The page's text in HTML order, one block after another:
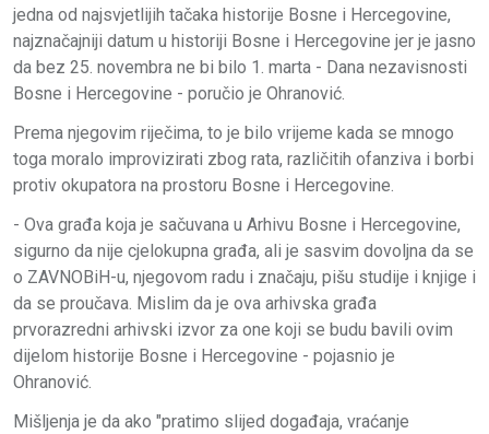
jedna od najsvjetlijih tačaka historije Bosne i Hercegovine,
najznačajniji datum u historiji Bosne i Hercegovine jer je jasno
da bez 25. novembra ne bi bilo 1. marta - Dana nezavisnosti
Bosne i Hercegovine - poručio je Ohranović.
Prema njegovim riječima, to je bilo vrijeme kada se mnogo
toga moralo improvizirati zbog rata, različitih ofanziva i borbi
protiv okupatora na prostoru Bosne i Hercegovine.
- Ova građa koja je sačuvana u Arhivu Bosne i Hercegovine,
sigurno da nije cjelokupna građa, ali je sasvim dovoljna da se
o ZAVNOBiH-u, njegovom radu i značaju, pišu studije i knjige i
da se proučava. Mislim da je ova arhivska građa
prvorazredni arhivski izvor za one koji se budu bavili ovim
dijelom historije Bosne i Hercegovine - pojasnio je
Ohranović.
Mišljenja je da ako "pratimo slijed događaja, vraćanje